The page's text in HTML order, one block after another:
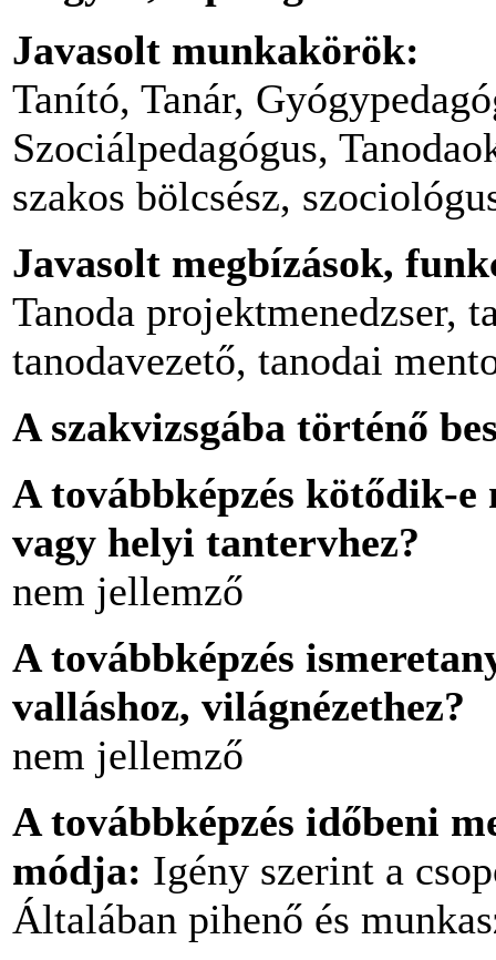
Javasolt munkakörök:
Tanító, Tanár,
Szociálpedagógus,
szakos bölcsész,
Javasolt megbízások,
Tanoda projektmenedzser,
tanodavezető, tanodai
A szakvizsgába történő
A továbbképzés kötődik-
vagy helyi tantervhez?
nem jellemző
A továbbképzés
valláshoz, világnézethez?
nem jellemző
A továbbképzés időbeni
módja: Igény szerint a
Általában pihenő és